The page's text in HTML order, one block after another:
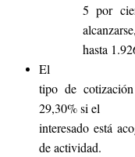
5 por
hasta
El
tipo de
29,30% si el
interesado está
de actividad.